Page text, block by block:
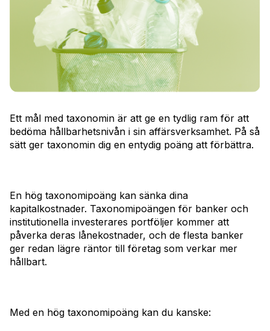
Ett mål med taxonomin är att ge en tydlig ram för att
bedöma hållbarhetsnivån i sin affärsverksamhet. På så
sätt ger taxonomin dig en entydig poäng att förbättra.
En hög taxonomipoäng kan sänka dina
kapitalkostnader. Taxonomipoängen för banker och
institutionella investerares portföljer kommer att
påverka deras lånekostnader, och de flesta banker
ger redan lägre räntor till företag som verkar mer
hållbart.
Med en hög taxonomipoäng kan du kanske: